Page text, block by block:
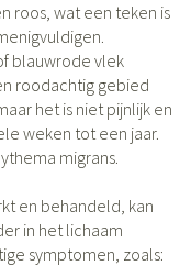
roos, wat een teken is
blauwrode vlek
roodachtig gebied
het is niet pijnlijk en
weken tot een jaar.
migrans.
en behandeld, kan
in het lichaam
symptomen, zoals: